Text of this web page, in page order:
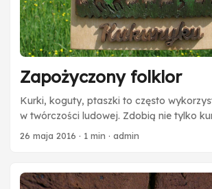
Zapożyczony folklor
Kurki, koguty, ptaszki to często
w twórczości ludowej. Zdobią nie tylko
ale również łowickie wycinanki. Pierwszy
26 maja 2016 · 1 min · admin